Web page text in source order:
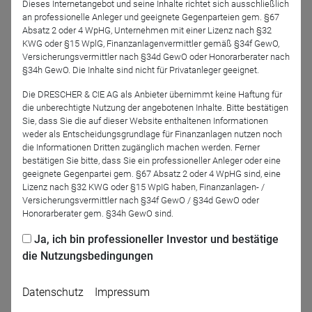
Generation ermöglicht dies einen deutlich effizienteren
Vermögensaufbau. Doch was bedeutet das konkret für Ihre
Beratung und die Produktauswahl?
Sichern Sie sich jetzt Ihren Platz und erfahren Sie von
Peter SchwarkundMartin Stengeralle Details zu dieser
bedeutenden Reform.
Jetzt für das Partner-Webinar anmelden
Dieses Internetangebot und seine Inhalte richtet sich ausschließlich
an professionelle Anleger und geeignete Gegenparteien gem. §67
Absatz 2 oder 4 WpHG, Unternehmen mit einer Lizenz nach §32
KWG oder §15 WplG, Finanzanlagenvermittler gemäß §34f GewO,
Versicherungsvermittler nach §34d GewO oder Honorarberater nach
§34h GewO. Die Inhalte sind nicht für Privatanleger geeignet.
Die DRESCHER & CIE AG als Anbieter übernimmt keine Haftung für
die unberechtigte Nutzung der angebotenen Inhalte. Bitte bestätigen
Sie, dass Sie die auf dieser Website enthaltenen Informationen
weder als Entscheidungsgrundlage für Finanzanlagen nutzen noch
die Informationen Dritten zugänglich machen werden. Ferner
bestätigen Sie bitte, dass Sie ein professioneller Anleger oder eine
geeignete Gegenpartei gem. §67 Absatz 2 oder 4 WpHG sind, eine
Lizenz nach §32 KWG oder §15 WpIG haben, Finanzanlagen- /
Versicherungsvermittler nach §34f GewO / §34d GewO oder
Honorarberater gem. §34h GewO sind.
Ja, ich bin professioneller Investor und bestätige
die Nutzungsbedingungen
Datenschutz Impressum